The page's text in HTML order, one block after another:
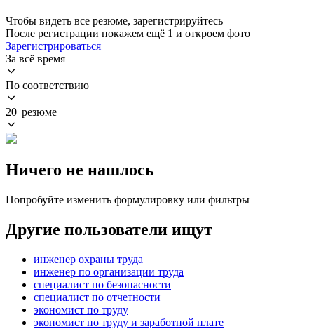
Чтобы видеть все резюме, зарегистрируйтесь
После регистрации покажем ещё 1 и откроем фото
Зарегистрироваться
За всё время
По соответствию
20 резюме
Ничего не нашлось
Попробуйте изменить формулировку или фильтры
Другие пользователи ищут
инженер охраны труда
инженер по организации труда
специалист по безопасности
специалист по отчетности
экономист по труду
экономист по труду и заработной плате